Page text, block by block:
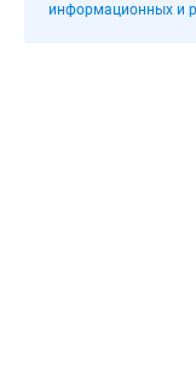
живописные
информационных и